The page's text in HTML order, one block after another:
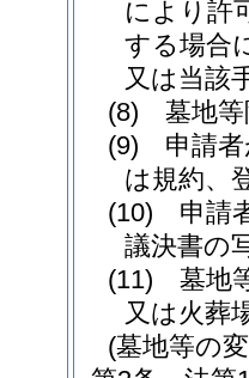
により許
する場合
又は当該
(8)
墓地
(9)
申請
は規約、
(10)
申請
議決書の
(11)
墓地
又は火葬
(墓地等の